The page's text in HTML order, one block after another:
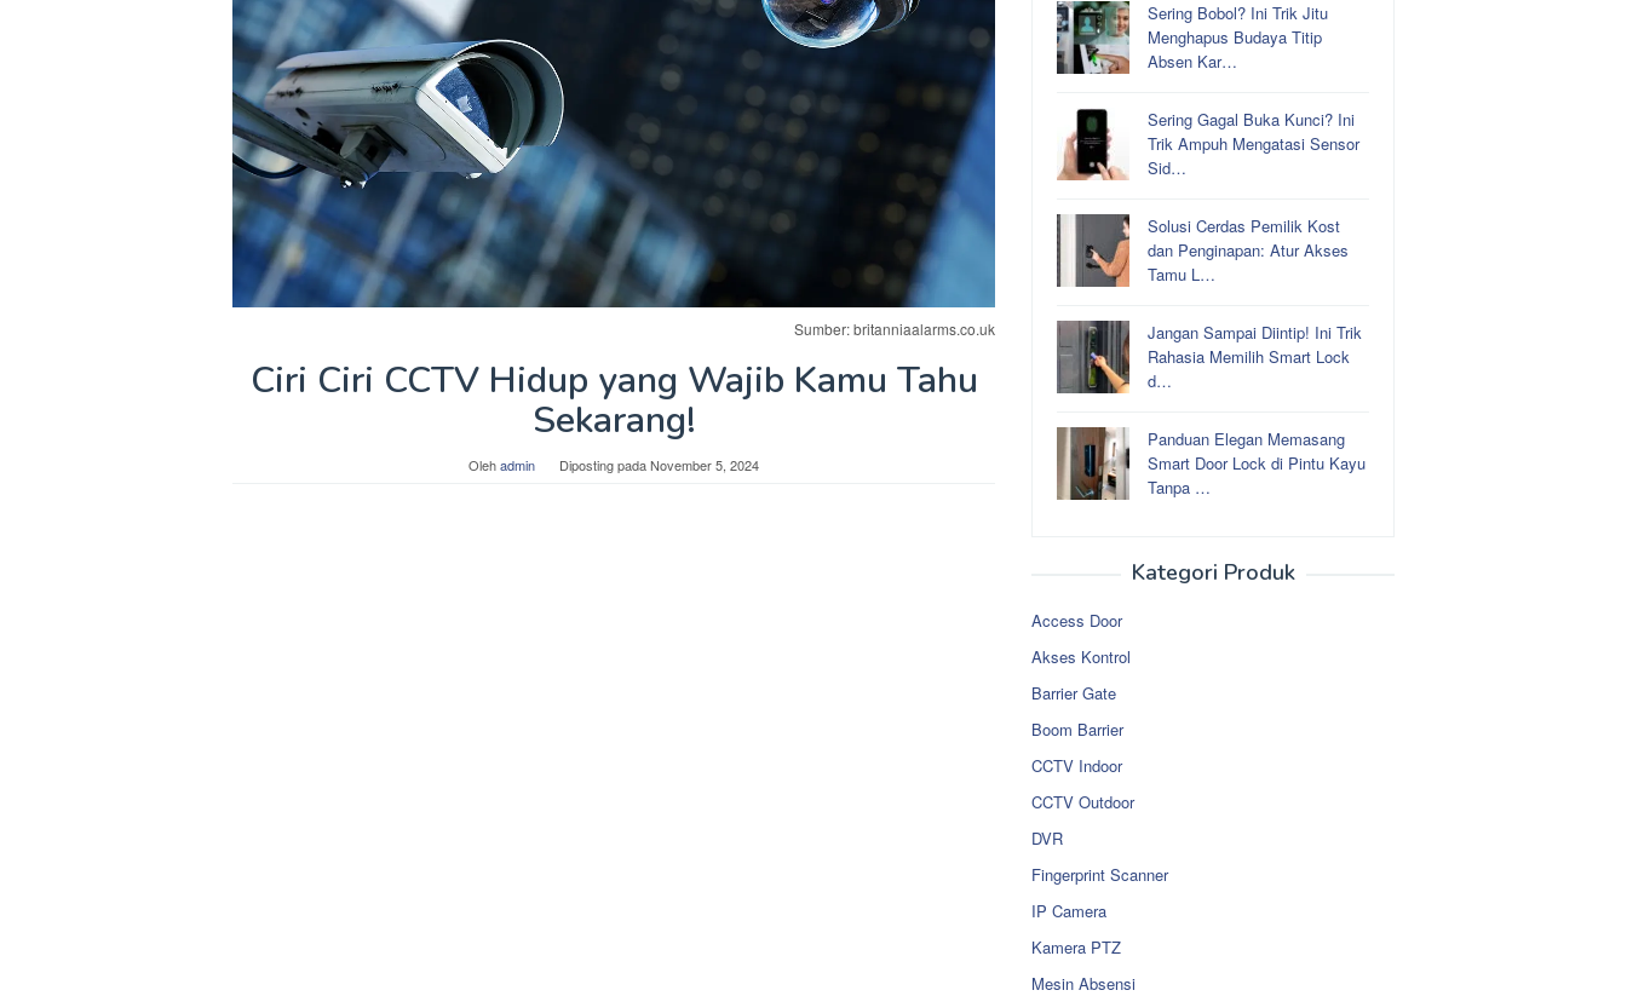
Sumber: britanniaalarms.co.uk
Ciri Ciri CCTV Hidup yang Wajib Kamu Tahu
Sekarang!
Olehadmin Diposting padaNovember 5, 2024
Sering Bobol? Ini Trik Jitu
Menghapus Budaya Titip
Absen Kar…
Sering Gagal Buka Kunci? Ini
Trik Ampuh Mengatasi Sensor
Sid…
Solusi Cerdas Pemilik Kost
dan Penginapan: Atur Akses
Tamu L…
Jangan Sampai Diintip! Ini Trik
Rahasia Memilih Smart Lock
d…
Panduan Elegan Memasang
Smart Door Lock di Pintu Kayu
Tanpa …
Kategori Produk
Access Door
Akses Kontrol
Barrier Gate
Boom Barrier
CCTV Indoor
CCTV Outdoor
DVR
Fingerprint Scanner
IP Camera
Kamera PTZ
Mesin Absensi